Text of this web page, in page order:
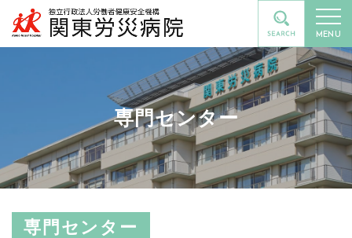
MENU
専門センター
専門センター